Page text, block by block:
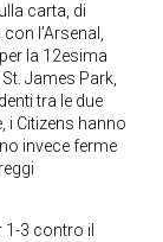
carta, di
l’Arsenal,
la 12esima
James Park,
tra le due
Citizens hanno
invece ferme
1-3 contro il